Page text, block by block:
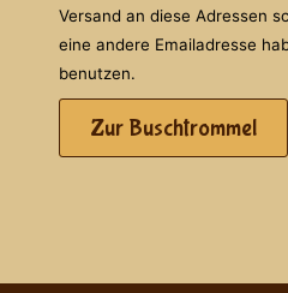
Versand an diese Adressen
eine andere Emailadresse
benutzen.
Zur Buschtrommel